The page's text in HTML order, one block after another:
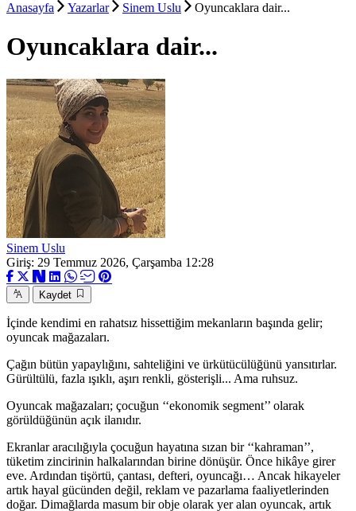
Anasayfa Yazarlar Sinem Uslu Oyuncaklara dair...
Oyuncaklara dair...
Sinem Uslu
Giriş: 29 Temmuz 2026, Çarşamba 12:28
Kaydet
İçinde kendimi en rahatsız hissettiğim mekanların başında gelir;
oyuncak mağazaları.
Çağın bütün yapaylığını, sahteliğini ve ürkütücülüğünü yansıtırlar.
Gürültülü, fazla ışıklı, aşırı renkli, gösterişli... Ama ruhsuz.
Oyuncak mağazaları; çocuğun ‘‘ekonomik segment’’ olarak
görüldüğünün açık ilanıdır.
Ekranlar aracılığıyla çocuğun hayatına sızan bir ‘‘kahraman’’,
tüketim zincirinin halkalarından birine dönüşür. Önce hikâye girer
eve. Ardından tişörtü, çantası, defteri, oyuncağı… Ancak hikayeler
artık hayal gücünden değil, reklam ve pazarlama faaliyetlerinden
doğar. Dimağlarda masum bir obje olarak yer alan oyuncak, artık